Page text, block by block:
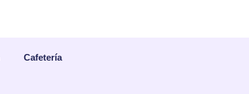
Cafetería